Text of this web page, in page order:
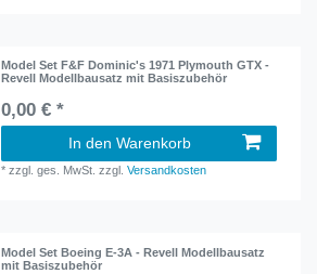
Model Set F&F Dominic's 1971 Plymouth GTX -
Revell Modellbausatz mit Basiszubehör
0,00 € *
In den Warenkorb
*zzgl. ges. MwSt. zzgl.Versandkosten
Model Set Boeing E-3A - Revell Modellbausatz
mit Basiszubehör